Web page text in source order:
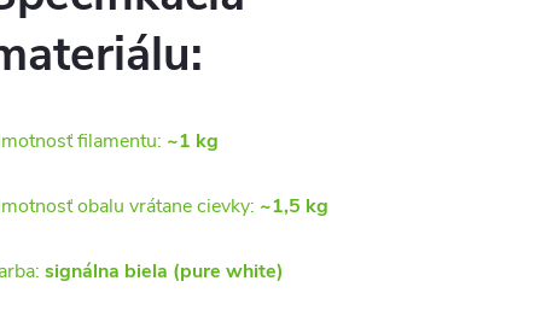
filamentu: ~1 kg
obalu vrátane cievky: ~1,5 kg
signálna biela (pure white)